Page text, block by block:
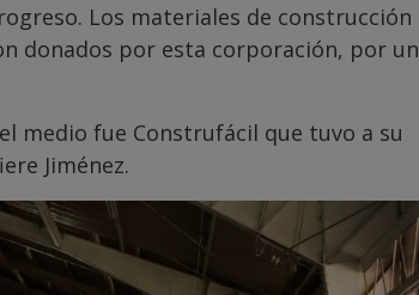
Los materiales de construcción
donados por esta corporación, por un
medio fue Construfácil que tuvo a su
Jiménez.